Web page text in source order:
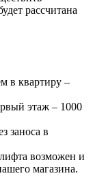
рассчитана
в квартиру –
этаж – 1000
заноса в
возможен и
магазина.